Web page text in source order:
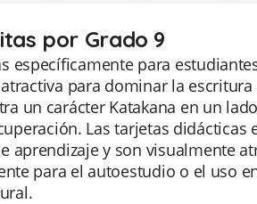
por Grado 9
específicamente para
para dominar la escritura
un carácter Katakana en un
Las tarjetas didácticas
aprendizaje y son visualmente
para el autoestudio o el uso